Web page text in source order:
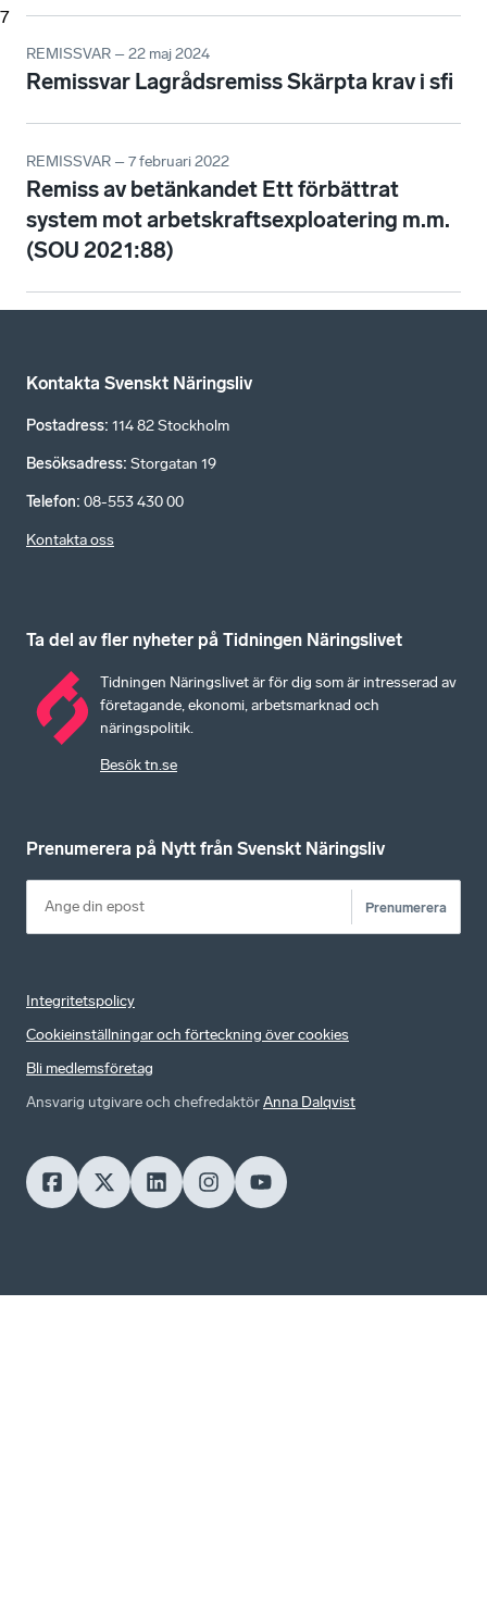
7
REMISSVAR – 22 maj 2024
Remissvar Lagrådsremiss Skärpta krav i sfi
REMISSVAR – 7 februari 2022
Remiss av betänkandet Ett förbättrat
system mot arbetskraftsexploatering m.m.
(SOU 2021:88)
Kontakta Svenskt Näringsliv
Postadress: 114 82 Stockholm
Besöksadress: Storgatan 19
Telefon: 08-553 430 00
Kontakta oss
Ta del av fler nyheter på Tidningen Näringslivet
Tidningen Näringslivet är för dig som är intresserad av
företagande, ekonomi, arbetsmarknad och
näringspolitik.
Besök tn.se
Prenumerera på Nytt från Svenskt Näringsliv
Prenumerera
Integritetspolicy
Cookieinställningar och förteckning över cookies
Bli medlemsföretag
Ansvarig utgivare och chefredaktörAnna Dalqvist